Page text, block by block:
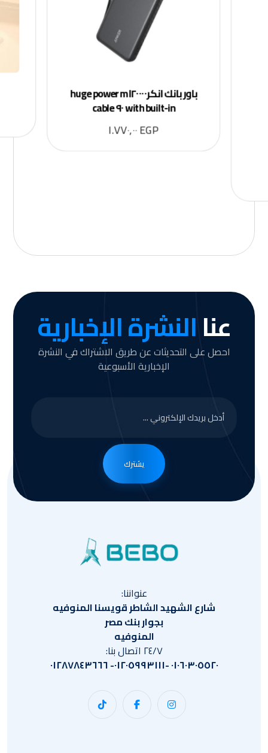
باور بانك انكرml٢٠٠٠٠ huge power
with built-in ٩٠ cable
EGP
عناالنشرة الإخبارية
احصل على التحديثات عن طريق الاشتراك في النشرة
الإخبارية الأسبوعية
يشترك
عنواننا:
شارع الشهيد الشاطر قويسنا المنوفيه
بجوار بنك مصر
المنوفيه
٢٤/٧ اتصال بنا:
٠١٠٦٠٣٠٥٥٢٠ -٠١٢٠٥٩٩٣١١١- ٠١٢٨٧٨٤٣٦٦٦